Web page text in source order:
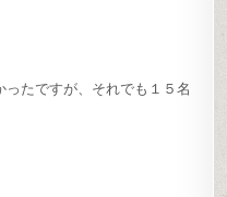
たですが、それでも１５名